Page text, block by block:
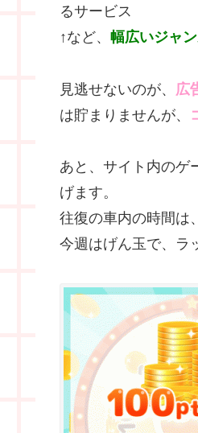
るサービス
↑など、 幅広いジャ
見逃せないのが、 広
は貯まりませんが、
あと、サイト内のゲ
げます。
往復の車内の時間は
今週はげん玉で、ラ